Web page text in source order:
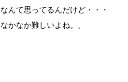
なんて思ってるんだけど・・・
なかなか難しいよね。。